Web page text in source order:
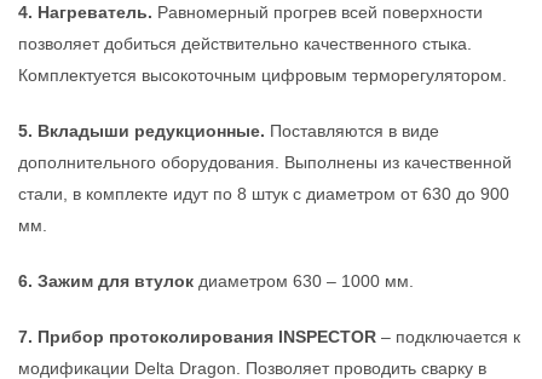
4. Нагреватель. Равномерный прогрев всей поверхности
позволяет добиться действительно качественного стыка.
Комплектуется высокоточным цифровым терморегулятором.
5. Вкладыши редукционные. Поставляются в виде
дополнительного оборудования. Выполнены из качественной
стали, в комплекте идут по 8 штук с диаметром от 630 до 900
мм.
6. Зажим для втулок диаметром 630 – 1000 мм.
7. Прибор протоколирования INSPECTOR – подключается к
модификации Delta Dragon. Позволяет проводить сварку в